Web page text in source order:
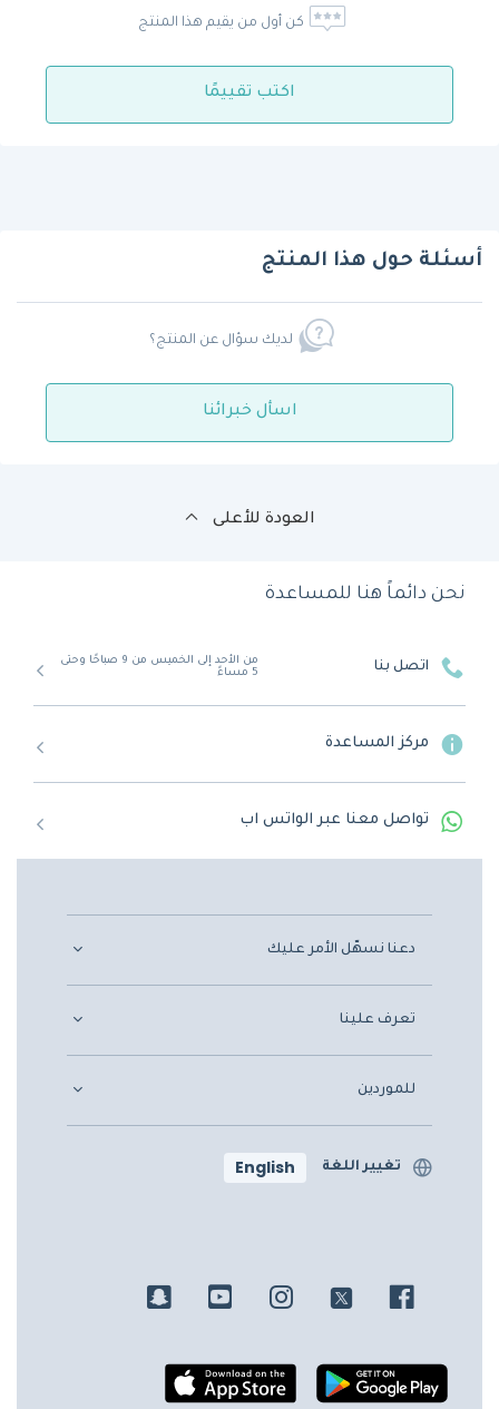
كن أول من يقيم هذا المنتج
اكتب تقييمًا
أسئلة حول هذا المنتج
لديك سؤال عن المنتج؟
اسأل خبرائنا
العودة للأعلى
نحن دائماً هنا للمساعدة
اتصل بنا
من الأحد إلى الخميس من 9 صباحًا وحتى
5 مساءً
مركز المساعدة
تواصل معنا عبر الواتس اب
دعنا نسهّل الأمر عليك
تعرف علينا
للموردين
تغيير اللغة English